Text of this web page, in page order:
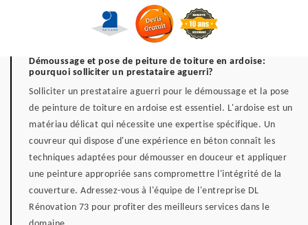
Démoussage et pose de peiture de toiture en ardoise:
pourquoi solliciter un prestataire aguerri?
Solliciter un prestataire aguerri pour le démoussage et la pose
de peinture de toiture en ardoise est essentiel. L'ardoise est un
matériau délicat qui nécessite une expertise spécifique. Un
couvreur qui dispose d'une expérience en béton connaît les
techniques adaptées pour démousser en douceur et appliquer
une peinture appropriée sans compromettre l'intégrité de la
couverture. Adressez-vous à l'équipe de l'entreprise DL
Rénovation 73 pour profiter des meilleurs services dans le